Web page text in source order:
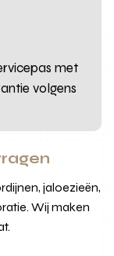
met
volgens
jaloezieën,
Wij maken